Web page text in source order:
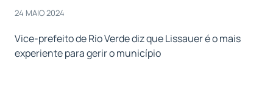
24 MAIO 2024
Vice-prefeito de Rio Verde diz que Lissauer é o mais
experiente para gerir o município